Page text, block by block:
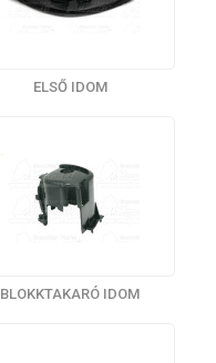
ELSŐ IDOM
BLOKKTAKARÓ IDOM